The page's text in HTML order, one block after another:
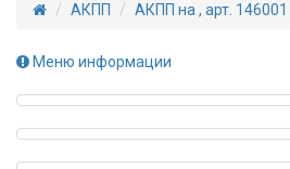
АКПП
АКПП на , арт. 146001
Меню информации